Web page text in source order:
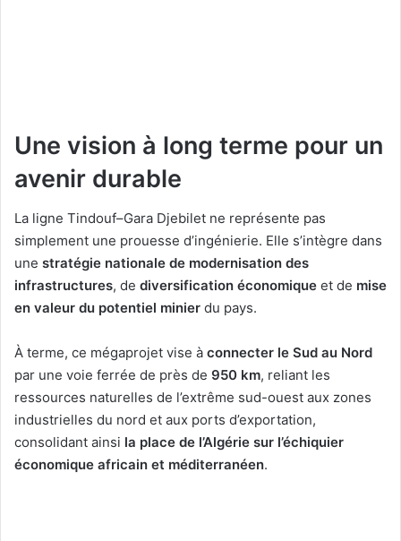
Une vision à long terme pour un
avenir durable
La ligne Tindouf–Gara Djebilet ne représente pas
simplement une prouesse d’ingénierie. Elle s’intègre dans
une stratégie nationale de modernisation des
infrastructures, de diversification économique et de mise
en valeur du potentiel minier du pays.
À terme, ce mégaprojet vise à connecter le Sud au Nord
par une voie ferrée de près de 950 km, reliant les
ressources naturelles de l’extrême sud-ouest aux zones
industrielles du nord et aux ports d’exportation,
consolidant ainsi la place de l’Algérie sur l’échiquier
économique africain et méditerranéen.